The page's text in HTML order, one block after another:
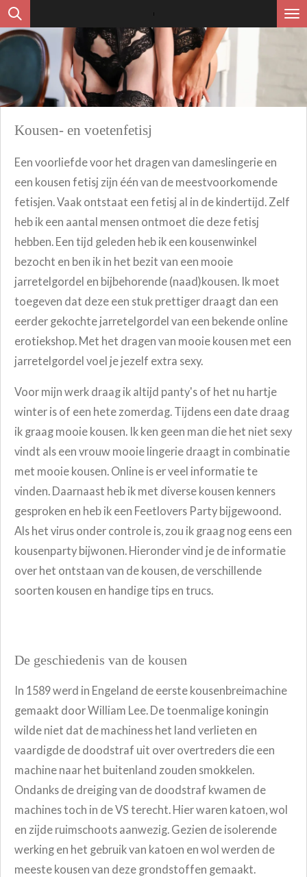
Ga
direct
hoofdinhoud
Kousen- en voetenfetisj
Een voorliefde voor het dragen van dameslingerie en
een kousen fetisj zijn één van de meestvoorkomende
fetisjen. Vaak ontstaat een fetisj al in de kindertijd. Zelf
heb ik een aantal mensen ontmoet die deze fetisj
hebben. Een tijd geleden heb ik een kousenwinkel
bezocht en ben ik in het bezit van een mooie
jarretelgordel en bijbehorende (naad)kousen. Ik moet
toegeven dat deze een stuk prettiger draagt dan een
eerder gekochte jarretelgordel van een bekende online
erotiekshop. Met het dragen van mooie kousen met een
jarretelgordel voel je jezelf extra sexy.
Voor mijn werk draag ik altijd panty's of het nu hartje
winter is of een hete zomerdag. Tijdens een date draag
ik graag mooie kousen. Ik ken geen man die het niet sexy
vindt als een vrouw mooie lingerie draagt in combinatie
met mooie kousen. Online is er veel informatie te
vinden. Daarnaast heb ik met diverse kousen kenners
gesproken en heb ik een Feetlovers Party bijgewoond.
Als het virus onder controle is, zou ik graag nog eens een
kousenparty bijwonen. Hieronder vind je de informatie
over het ontstaan van de kousen, de verschillende
soorten kousen en handige tips en trucs.
De geschiedenis van de kousen
In 1589 werd in Engeland de eerste kousenbreimachine
gemaakt door William Lee. De toenmalige koningin
wilde niet dat de machiness het land verlieten en
vaardigde de doodstraf uit over overtreders die een
machine naar het buitenland zouden smokkelen.
Ondanks de dreiging van de doodstraf kwamen de
machines toch in de VS terecht. Hier waren katoen, wol
en zijde ruimschoots aanwezig. Gezien de isolerende
werking en het gebruik van katoen en wol werden de
meeste kousen van deze grondstoffen gemaakt.